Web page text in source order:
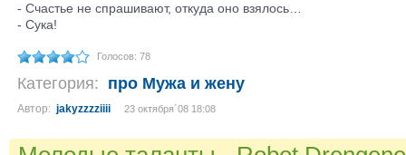
- Счастье не спрашивают, откуда оно взялось…
- Сука!
Голосов: 78
Категория: про Мужа и жену
Автор: jakyzzzziiii 23 октября´08 18:08